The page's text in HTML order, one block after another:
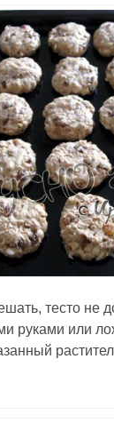
тесто не
руками или